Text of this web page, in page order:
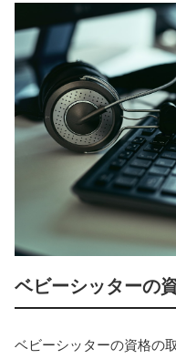
ベビーシッターの
ベビーシッターの資格の